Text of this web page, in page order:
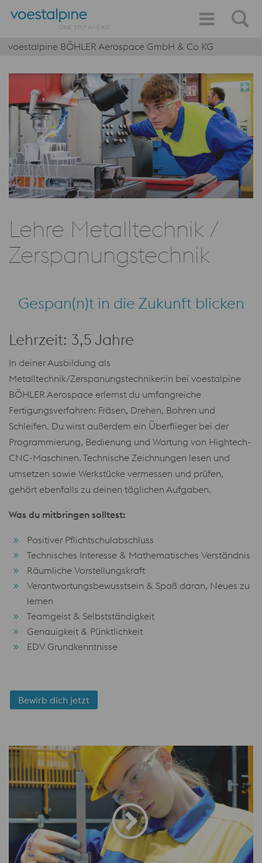
voestalpine BÖHLER Aerospace GmbH & Co KG
Lehre Metalltechnik /
Zerspanungstechnik
Gespan(n)t in die Zukunft blicken
Lehrzeit: 3,5 Jahre
In deiner Ausbildung als
Metalltechnik/Zerspanungstechniker:in bei voestalpine
BÖHLER Aerospace erlernst du umfangreiche
Fertigungsverfahren: Fräsen, Drehen, Bohren und
Schleifen. Du wirst außerdem ein Überflieger bei der
Programmierung, Bedienung und Wartung von Hightech-
CNC-Maschinen. Technische Zeichnungen lesen und
umsetzen sowie Werkstücke vermessen und prüfen,
gehört ebenfalls zu deinen täglichen Aufgaben.
Was du mitbringen solltest:
Positiver Pflichtschulabschluss
Technisches Interesse & Mathematisches Verständnis
Räumliche Vorstellungskraft
Verantwortungsbewusstsein & Spaß daran, Neues zu
lernen
Teamgeist & Selbstständigkeit
Genauigkeit & Pünktlichkeit
EDV Grundkenntnisse
Bewirb dich jetzt